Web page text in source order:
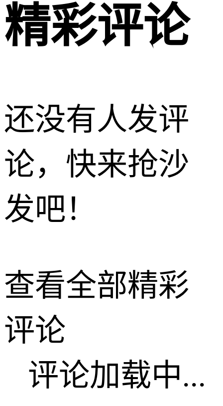
精彩评论
还没有人发评
论，快来抢沙
发吧！
查看全部精彩
评论
评论加载中...